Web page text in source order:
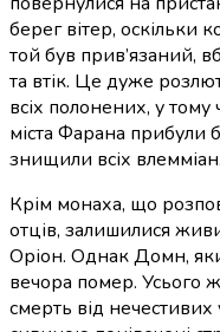
берег вітер, оскільки
той був прив’язаний,
та втік. Це дуже
всіх полонених, у тому
міста Фарана прибули
знищили всіх влемміан.
Крім монаха, що
отців, залишилися
Оріон. Однак Домн,
вечора помер. Усього
смерть від